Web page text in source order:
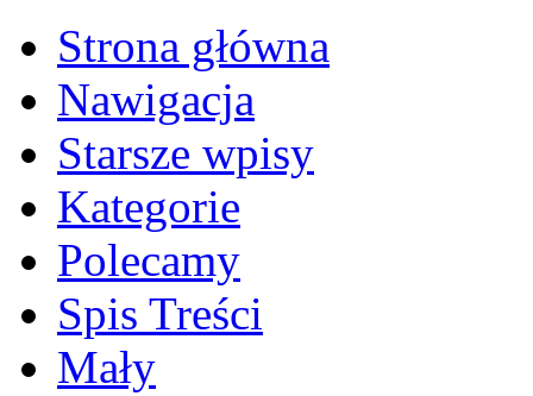
Strona główna
Nawigacja
Starsze wpisy
Kategorie
Polecamy
Spis Treści
Mały